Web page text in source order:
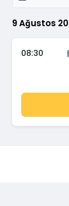
9 Ağustos
08:30